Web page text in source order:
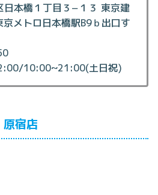
日本橋１丁目３−１３ 東京建
メトロ日本橋駅B9ｂ出口す
10:00~21:00(土日祝)
宿店